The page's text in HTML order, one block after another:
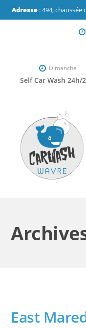
Adresse: 494, chaussée
Dimanche
Self Car Wash 24h/
East